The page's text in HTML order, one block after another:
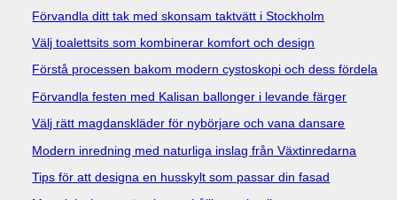
Förvandla ditt tak med skonsam taktvätt i Stockholm
Välj toalettsits som kombinerar komfort och design
Förstå processen bakom modern cystoskopi och dess fördelar
Förvandla festen med Kalisan ballonger i levande färger
Välj rätt magdanskläder för nybörjare och vana dansare
Modern inredning med naturliga inslag från Växtinredarna
Tips för att designa en husskylt som passar din fasad